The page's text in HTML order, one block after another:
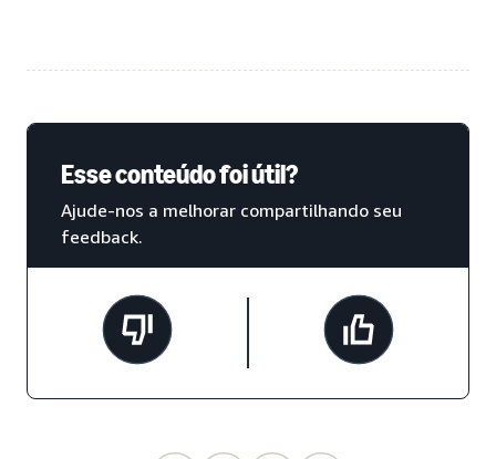
Esse conteúdo foi útil?
Ajude-nos a melhorar compartilhando seu
feedback.